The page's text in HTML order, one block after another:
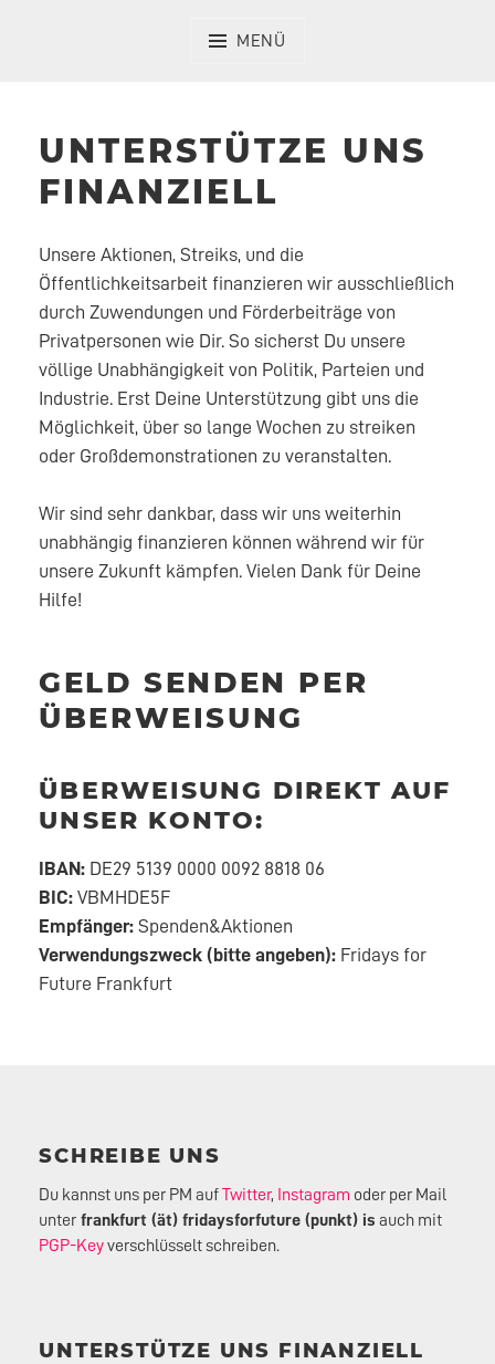
MENÜ
UNTERSTÜTZE UNS
FINANZIELL
Unsere Aktionen, Streiks, und die
Öffentlichkeitsarbeit finanzieren wir ausschließlich
durch Zuwendungen und Förderbeiträge von
Privatpersonen wie Dir. So sicherst Du unsere
völlige Unabhängigkeit von Politik, Parteien und
Industrie. Erst Deine Unterstützung gibt uns die
Möglichkeit, über so lange Wochen zu streiken
oder Großdemonstrationen zu veranstalten.
Wir sind sehr dankbar, dass wir uns weiterhin
unabhängig finanzieren können während wir für
unsere Zukunft kämpfen. Vielen Dank für Deine
Hilfe!
GELD SENDEN PER
ÜBERWEISUNG
ÜBERWEISUNG DIREKT AUF
UNSER KONTO:
IBAN: DE29 5139 0000 0092 8818 06
BIC:VBMHDE5F
Empfänger:Spenden&Aktionen
Verwendungszweck (bitte angeben): Fridays for
Future Frankfurt
SCHREIBE UNS
Du kannst uns per PM aufTwitter, Instagram oder per Mail
unter frankfurt (ät) fridaysforfuture (punkt) is auch mit
PGP-Keyverschlüsselt schreiben.
UNTERSTÜTZE UNS FINANZIELL